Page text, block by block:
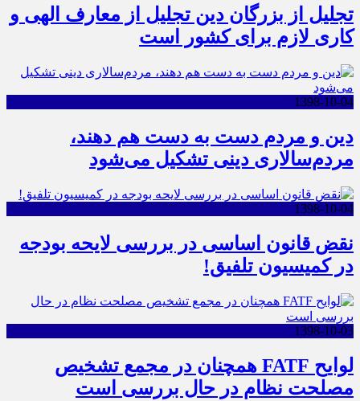
تجلیل از بزرگان دین تجلیل از معارف الهی و
کاری لازم برای کشور است
1398-10-04
دین و مردم دست به‌ دست هم دهند،
مردم‌سالاری دینی تشکیل می‌شود
1398-10-04
نقض قانون اساسی در بررسی لایحه بودجه
در کمیسیون تلفیق!
1398-10-03
لوایح FATF همچنان در مجمع تشخیص
مصلحت نظام در حال بررسی است